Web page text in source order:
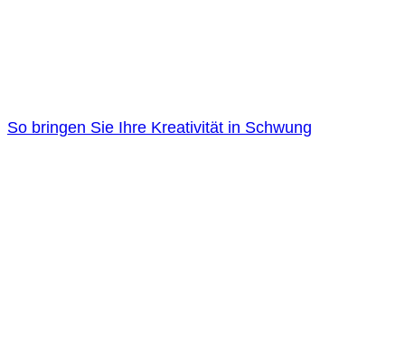
So bringen Sie Ihre Kreativität in Schwung